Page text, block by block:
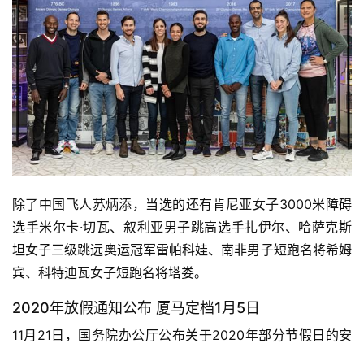
除了中国飞人苏炳添，当选的还有肯尼亚女子3000米障碍
选手米尔卡·切瓦、叙利亚男子跳高选手扎伊尔、哈萨克斯
坦女子三级跳远奥运冠军雷帕科娃、南非男子短跑名将希姆
宾、科特迪瓦女子短跑名将塔娄。
2020年放假通知公布 厦马定档1月5日
11月21日，国务院办公厅公布关于2020年部分节假日的安